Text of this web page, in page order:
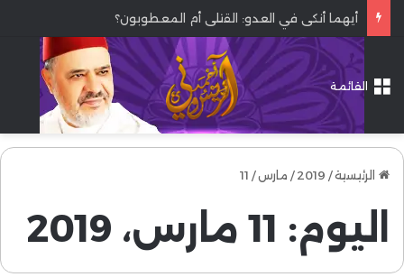
أيهما أنكى في العدو: القتلى أم المعطوبون؟
القائمة
الرئيسية/
2019
/ مارس/
11
اليوم: 11 مارس، 2019